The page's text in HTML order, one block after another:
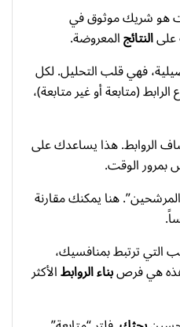
هو شريك موثوق في
النتائجالمعروضة.
فهي قلب التحليل. لكل
(متابعة أو غير متابعة)،
الروابط. هذا يساعدك على
بمرور الوقت.
هنا يمكنك مقارنة
التي ترتبط بمنافسيك،
هذه هي فرصبناء الروابطالأكثر